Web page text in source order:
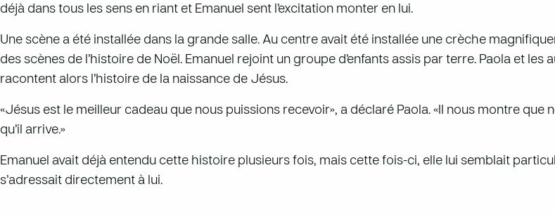
déjà dans tous les sens en riant et Emanuel sent l’excitation monter en lui.
Une scène a été installée dans la grande salle. Au centre avait été installée une crèche
des scènes de l’histoire de Noël. Emanuel rejoint un groupe d’enfants assis par terre. Paola et les
racontent alors l’histoire de la naissance de Jésus.
«Jésus est le meilleur cadeau que nous puissions recevoir», a déclaré Paola. «Il nous montre que
qu’il arrive.»
Emanuel avait déjà entendu cette histoire plusieurs fois, mais cette fois-ci, elle lui semblait
s’adressait directement à lui.